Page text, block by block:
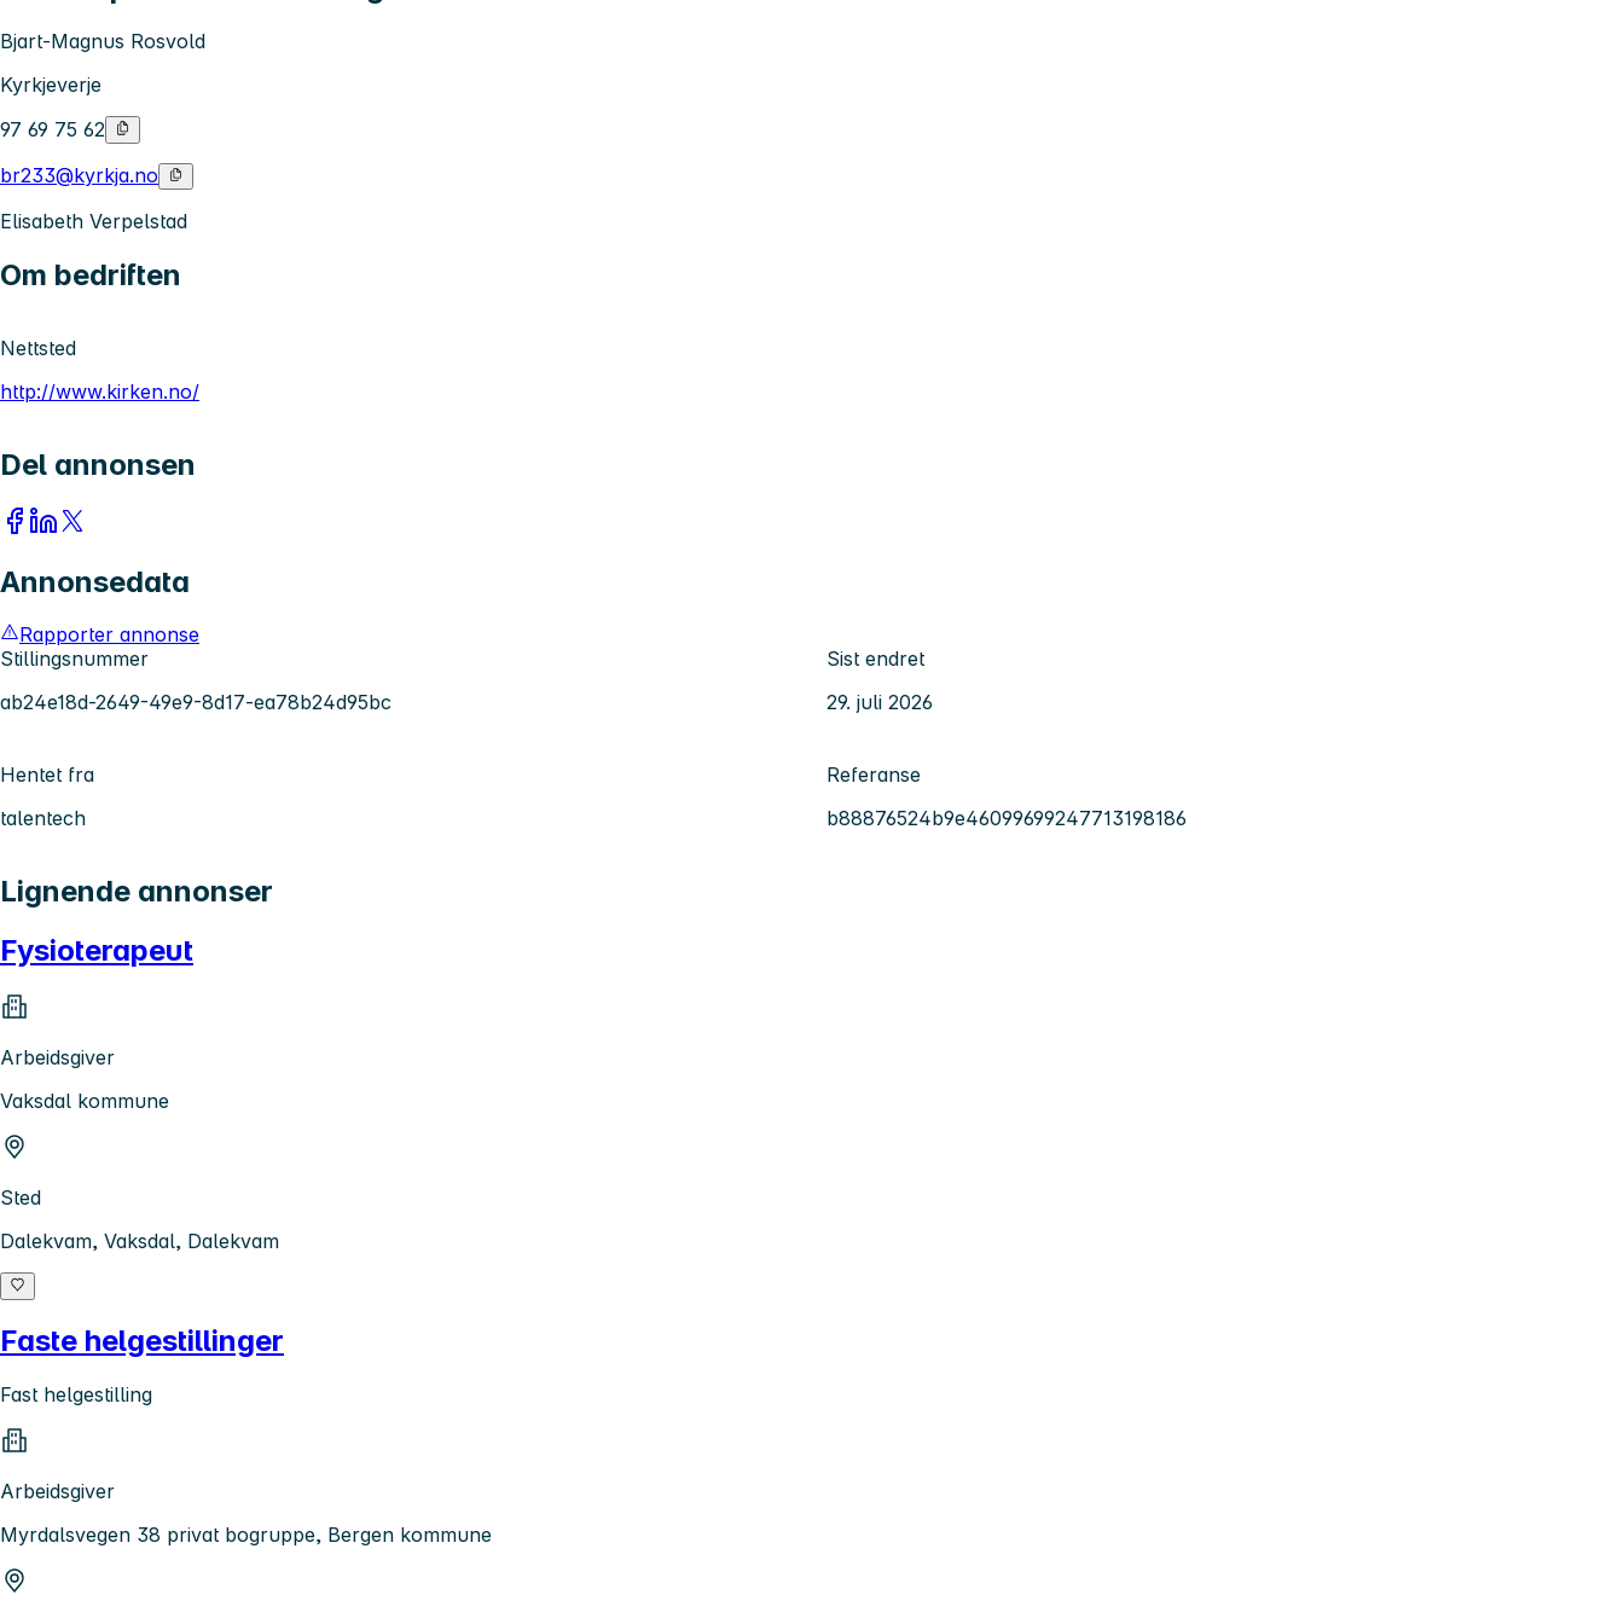
Bjart-Magnus Rosvold
Kyrkjeverje
97 69 75 62
br233@kyrkja.no
Elisabeth Verpelstad
Om bedriften
Nettsted
http://www.kirken.no/
Del annonsen
Annonsedata
Rapporter annonse
Stillingsnummer
ab24e18d-2649-49e9-8d17-ea78b24d95bc
Sist endret
29. juli 2026
Hentet fra
talentech
Referanse
b88876524b9e46099699247713198186
Lignende annonser
Fysioterapeut
Arbeidsgiver
Vaksdal kommune
Sted
Dalekvam, Vaksdal, Dalekvam
Faste helgestillinger
Fast helgestilling
Arbeidsgiver
Myrdalsvegen 38 privat bogruppe, Bergen kommune